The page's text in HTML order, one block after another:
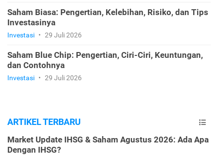
Saham Biasa: Pengertian, Kelebihan, Risiko, dan Tips
Investasinya
Investasi • 29 Juli 2026
Saham Blue Chip: Pengertian, Ciri-Ciri, Keuntungan,
dan Contohnya
Investasi • 29 Juli 2026
ARTIKEL TERBARU
Market Update IHSG & Saham Agustus 2026: Ada Apa
Dengan IHSG?